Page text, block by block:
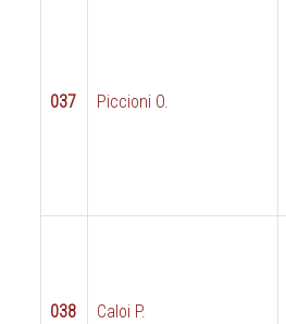
037 Piccioni O.
038 Caloi P.